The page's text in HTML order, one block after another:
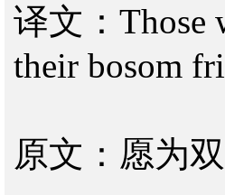
译文：Those
their bosom
原文：愿为